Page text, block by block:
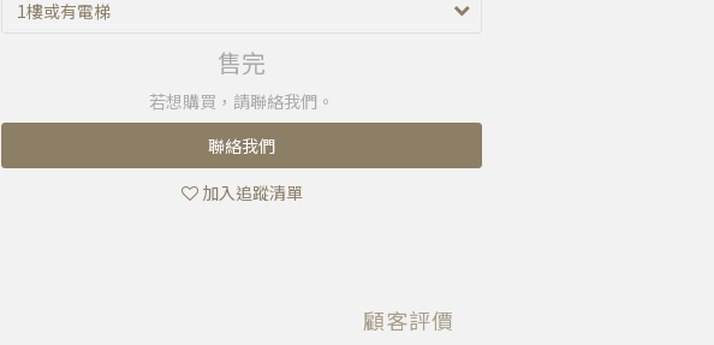
售完
若想購買，請聯絡我們。
聯絡我們
加入追蹤清單
顧客評價